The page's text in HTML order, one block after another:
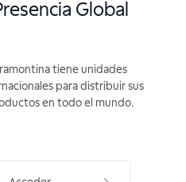
Global
tiene unidades
para distribuir sus
en todo el mundo.